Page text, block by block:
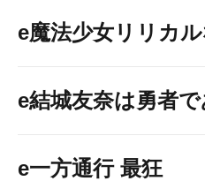
週末も
e魔法少女リリカ
e結城友奈は勇者
e一方通行 最狂